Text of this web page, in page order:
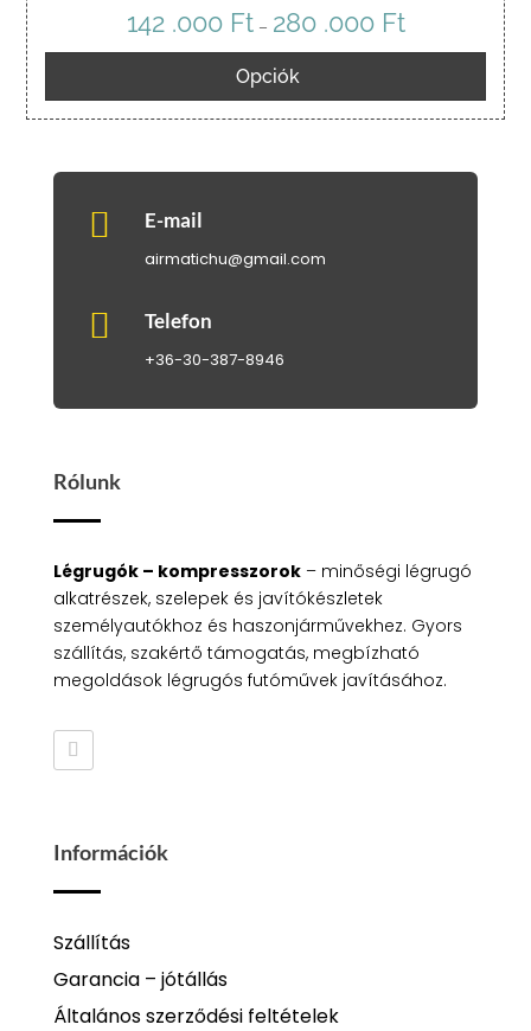
142 .000 Ft – 280 .000 FtÁrtartomány:
142
-
Opciók
 E-mail
airmatichu@gmail.com
 Telefon
+36-30-387-8946
Rólunk
Légrugók – kompresszorok– minőségi légrugó
alkatrészek, szelepek és javítókészletek
személyautókhoz és haszonjárművekhez. Gyors
szállítás, szakértő támogatás, megbízható
megoldások légrugós futóművek javításához.
Információk
Szállítás
Garancia – jótállás
Általános szerződési feltételek